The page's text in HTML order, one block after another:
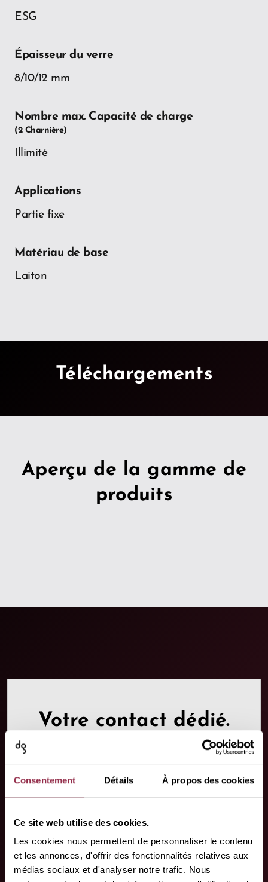
Consentement Détails À propos des cookies
Ce site web utilise des cookies.
Les cookies nous permettent de personnaliser le contenu
et les annonces, d'offrir des fonctionnalités relatives aux
médias sociaux et d'analyser notre trafic. Nous
ESG
Épaisseur du verre
8/10/12 mm
Nombre max. Capacité de charge
(2 Charnière)
Illimité
Applications
Partie fixe
Matériau de base
Laiton
Téléchargements
Aperçu de la gamme de
produits
Votre contact dédié.
Nous sommes là où vous avez
besoin de nous !